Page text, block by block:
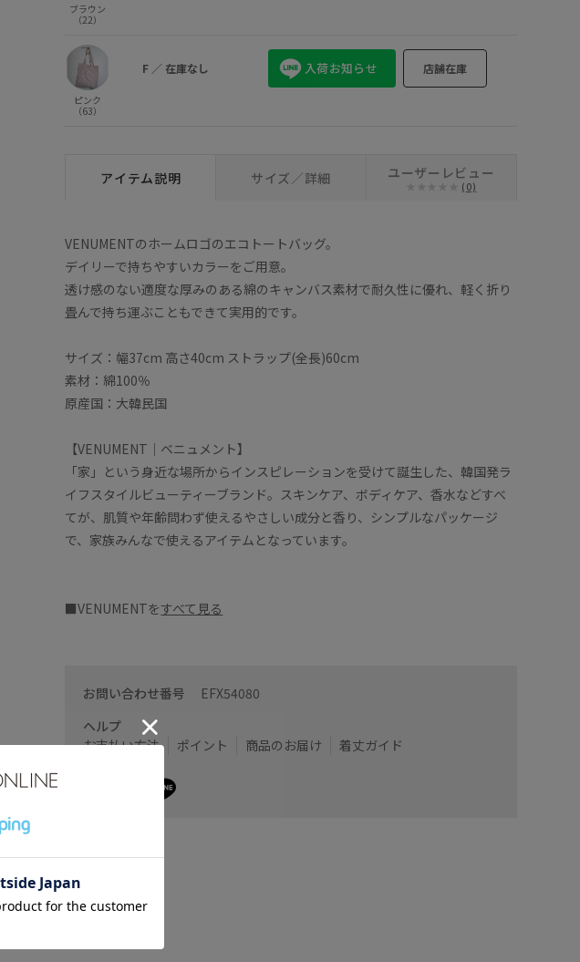
持ち手が長めなので、冬のアウターでも待てる通年使えるトートです！
ブラウン
（22）
ピンク
（63）
F ／ 在庫なし 入荷お知らせ 店舗在庫
アイテム説明 サイズ／詳細 ユーザーレビュー
(0)
VENUMENTのホームロゴのエコトートバッグ。
デイリーで持ちやすいカラーをご用意。
透け感のない適度な厚みのある綿のキャンバス素材で耐久性に優れ、軽く折り
畳んで持ち運ぶこともできて実用的です。
サイズ：幅37cm 高さ40cm ストラップ(全長)60cm
素材：綿100％
原産国：大韓民国
【VENUMENT｜ベニュメント】
「家」という身近な場所からインスピレーションを受けて誕生した、韓国発ラ
イフスタイルビューティーブランド。スキンケア、ボディケア、香水などすべ
てが、肌質や年齢問わず使えるやさしい成分と香り、シンプルなパッケージ
で、家族みんなで使えるアイテムとなっています。
■VENUMENTをすべて見る
お問い合わせ番号 EFX54080
ヘルプ
お支払い方法
ポイント 商品のお届け 着丈ガイド